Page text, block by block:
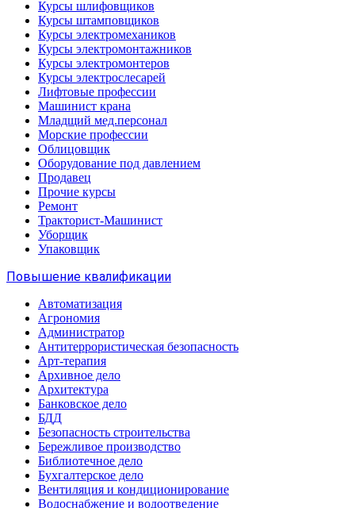
Курсы шлифовщиков
Курсы штамповщиков
Курсы электромехаников
Курсы электромонтажников
Курсы электромонтеров
Курсы электрослесарей
Лифтовые профессии
Машинист крана
Младщий мед.персонал
Морские профессии
Облицовщик
Оборудование под давлением
Продавец
Прочие курсы
Ремонт
Тракторист-Машинист
Уборщик
Упаковщик
Повышение квалификации
Автоматизация
Агрономия
Администратор
Антитеррористическая безопасность
Арт-терапия
Архивное дело
Архитектура
Банковское дело
БДД
Безопасность строительства
Бережливое производство
Библиотечное дело
Бухгалтерское дело
Вентиляция и кондиционирование
Водоснабжение и водоотведение